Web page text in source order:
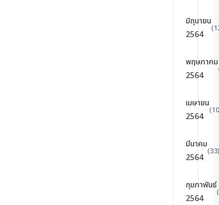
มิถุนายน
2564
พฤษภาคม
2564
เมษายน
2564
มีนาคม
2564
(33)
กุมภาพันธ์
2564